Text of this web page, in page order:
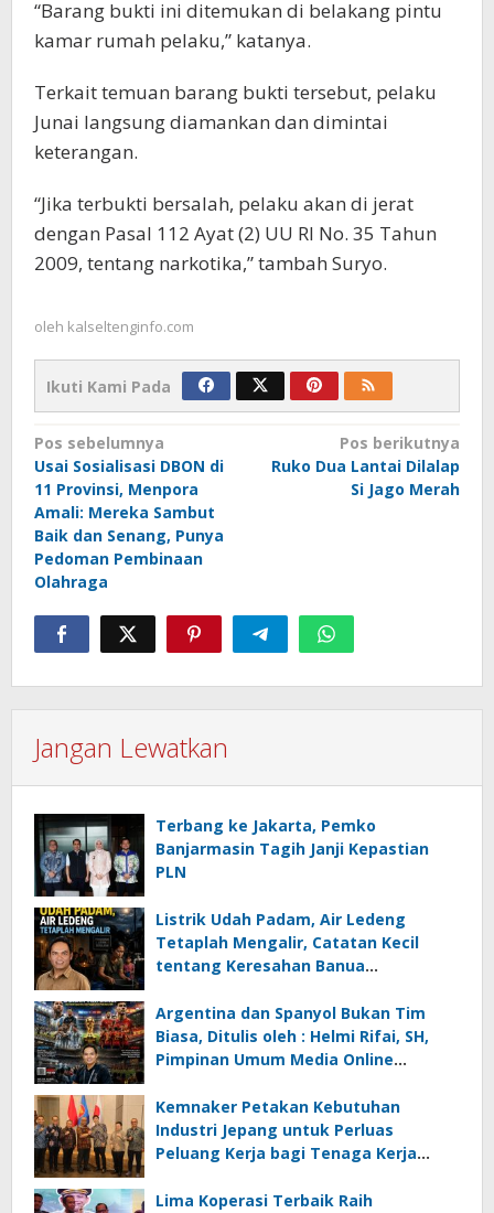
“Barang bukti ini ditemukan di belakang pintu
kamar rumah pelaku,” katanya.
Terkait temuan barang bukti tersebut, pelaku
Junai langsung diamankan dan dimintai
keterangan.
“Jika terbukti bersalah, pelaku akan di jerat
dengan Pasal 112 Ayat (2) UU RI No. 35 Tahun
2009, tentang narkotika,” tambah Suryo.
oleh kalseltenginfo.com
Ikuti Kami Pada
Navigasi
pos
Pos sebelumnya
Usai Sosialisasi DBON di
11 Provinsi, Menpora
Amali: Mereka Sambut
Baik dan Senang, Punya
Pedoman Pembinaan
Olahraga
Pos berikutnya
Ruko Dua Lantai Dilalap
Si Jago Merah
Jangan Lewatkan
Terbang ke Jakarta, Pemko
Banjarmasin Tagih Janji Kepastian
PLN
Listrik Udah Padam, Air Ledeng
Tetaplah Mengalir, Catatan Kecil
tentang Keresahan Banua
Ancaman Lingkungan, Oleh : Helmi
Rifai, SH
Argentina dan Spanyol Bukan Tim
Biasa, Ditulis oleh : Helmi Rifai, SH,
Pimpinan Umum Media Online
Kemnaker Petakan Kebutuhan
Industri Jepang untuk Perluas
Peluang Kerja bagi Tenaga Kerja
Lima Koperasi Terbaik Raih